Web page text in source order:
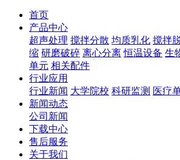
首页
产品中心
超声处理 搅拌分散 均质乳化 搅拌
缩 研磨破碎 离心分离 恒温设备 生
单元 相关配件
行业应用
行业新闻 大学院校 科研监测 医疗
新闻动态
公司新闻
下载中心
售后服务
关于我们